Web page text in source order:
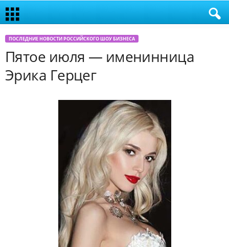
ПОСЛЕДНИЕ НОВОСТИ РОССИЙСКОГО ШОУ БИЗНЕСА
Пятое июля — именинница
Эрика Герцег